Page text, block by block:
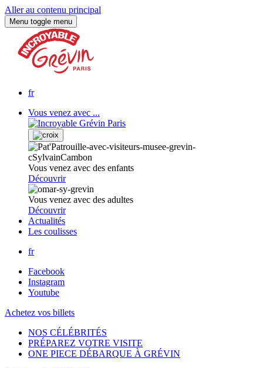
Aller au contenu principal
Menu toggle menu
fr
Vous venez avec ...
Vous venez avec des enfants
Découvrir
Vous venez avec des adultes
Découvrir
Actualités
Les coulisses
fr
Facebook
Instagram
Youtube
Achetez vos billets
NOS CÉLÉBRITÉS
PRÉPAREZ VOTRE VISITE
ONE PIECE DÉBARQUE À GRÉVIN